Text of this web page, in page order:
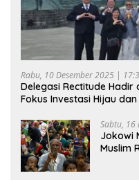
Rabu, 10 Desember 2025 |
Delegasi Rectitude Hadir
Fokus Investasi Hijau
Sabtu,
Jokowi
Muslim